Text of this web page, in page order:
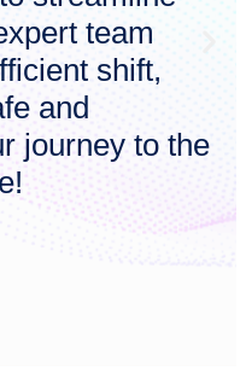
team
shift,
and
journey to the